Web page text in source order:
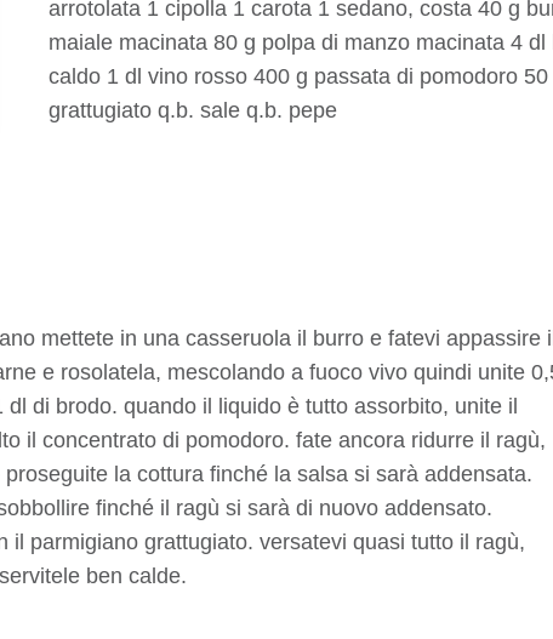
arrotolata 1 cipolla 1 carota 1 sedano, costa 40 g
maiale macinata 80 g polpa di manzo macinata 4
caldo 1 dl vino rosso 400 g passata di pomodoro
grattugiato q.b. sale q.b. pepe
mettete in una casseruola il burro e fatevi appassire il
e rosolatela, mescolando a fuoco vivo quindi unite
di brodo. quando il liquido è tutto assorbito, unite il
il concentrato di pomodoro. fate ancora ridurre il ragù,
la cottura finché la salsa si sarà addensata.
finché il ragù si sarà di nuovo addensato.
parmigiano grattugiato. versatevi quasi tutto il ragù,
ben calde.